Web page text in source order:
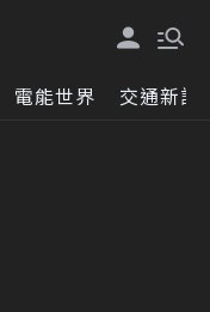
電能世界 交通新訊